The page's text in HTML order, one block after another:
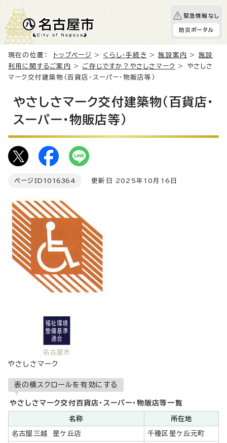
緊急情報なし
防災ポータル
現在の位置： トップページ > くらし・手続き >施設案内 > 施設
利用に関するご案内
> ご存じですか？やさしさマーク
> やさしさ
マーク交付建築物（百貨店・スーパー・物販店等）
やさしさマーク交付建築物（百貨店・
スーパー・物販店等）
ページID 1016364 更新日 2025年10月16日
やさしさマーク
表の横スクロールを有効にする
やさしさマーク交付百貨店・スーパー・物販店等一覧
名称 所在地
名古屋三越 星ケ丘店 千種区星ケ丘元町